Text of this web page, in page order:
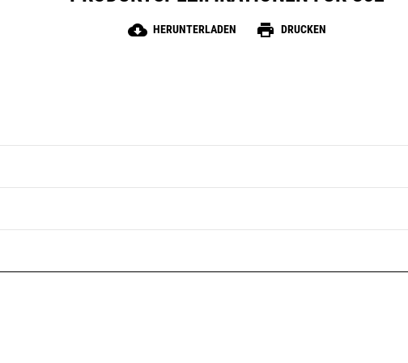
cloud_download HERUNTERLADEN print DRUCKEN